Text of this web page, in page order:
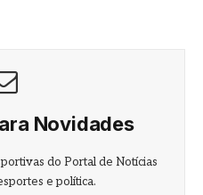
Novidades
do Portal de Notícias
e política.